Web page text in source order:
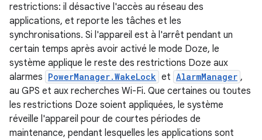
restrictions: il désactive l'accès au réseau des
applications, et reporte les tâches et les
synchronisations. Si l'appareil est à l'arrêt pendant un
certain temps après avoir activé le mode Doze, le
système applique le reste des restrictions Doze aux
alarmes PowerManager.WakeLock et AlarmManager ,
au GPS et aux recherches Wi-Fi. Que certaines ou toutes
les restrictions Doze soient appliquées, le système
réveille l'appareil pour de courtes périodes de
maintenance, pendant lesquelles les applications sont